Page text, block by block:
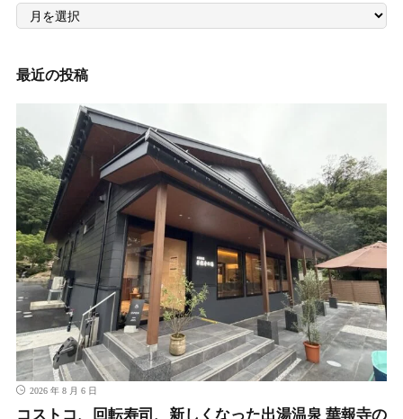
月
記
最近の投稿
2026 年 8 月 6 日
コストコ、回転寿司、新しくなった出湯温泉 華報寺の